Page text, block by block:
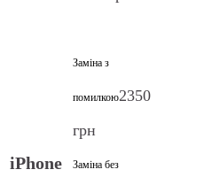
iPhone
Заміна з
помилкою2350
грн
Заміна без